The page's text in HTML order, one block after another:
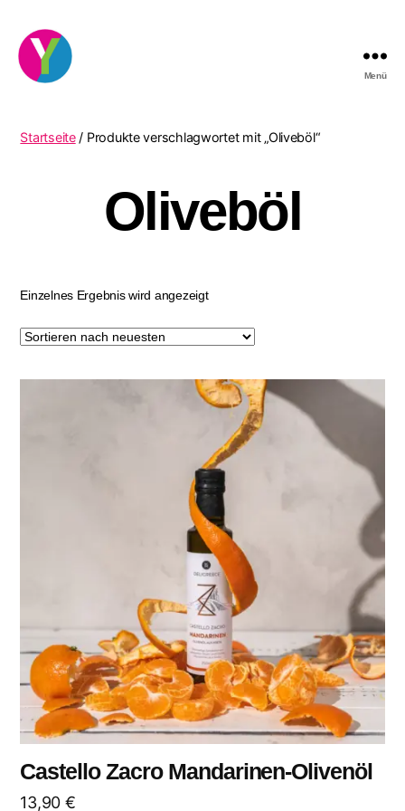
Menü
Startseite/ Produkte verschlagwortet mit „Oliveböl“
Oliveböl
Einzelnes Ergebnis wird angezeigt
Castello Zacro Mandarinen-Olivenöl
13,90 €